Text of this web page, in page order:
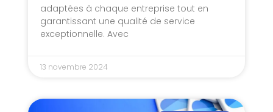
adaptées à chaque entreprise tout en
garantissant une qualité de service
exceptionnelle. Avec
13 novembre 2024